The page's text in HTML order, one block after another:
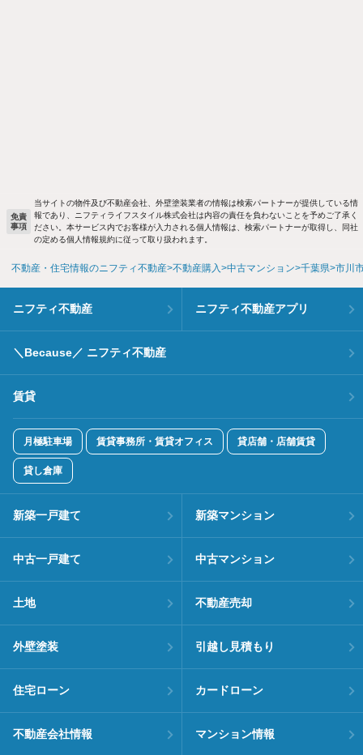
免責
事項
当サイトの物件及び不動産会社、外壁塗装業者の情報は検索パートナーが提供している情
報であり、ニフティライフスタイル株式会社は内容の責任を負わないことを予めご了承く
ださい。本サービス内でお客様が入力される個人情報は、検索パートナーが取得し、同社
の定める個人情報規約に従って取り扱われます。
不動産・住宅情報のニフティ不動産 不動産購入 中古マンション 千葉県 市川
ニフティ不動産 ニフティ不動産アプリ
＼Because／ ニフティ不動産
賃貸
月極駐車場 賃貸事務所・賃貸オフィス 貸店舗・店舗賃貸
貸し倉庫
新築一戸建て 新築マンション
中古一戸建て 中古マンション
土地 不動産売却
外壁塗装 引越し見積もり
住宅ローン カードローン
不動産会社情報 マンション情報